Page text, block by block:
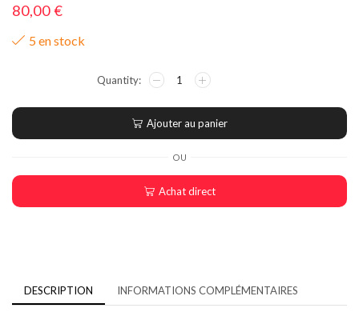
80,00€
5 en stock
Ajouter au panier
OU
Achat direct
DESCRIPTION INFORMATIONS COMPLÉMENTAIRES